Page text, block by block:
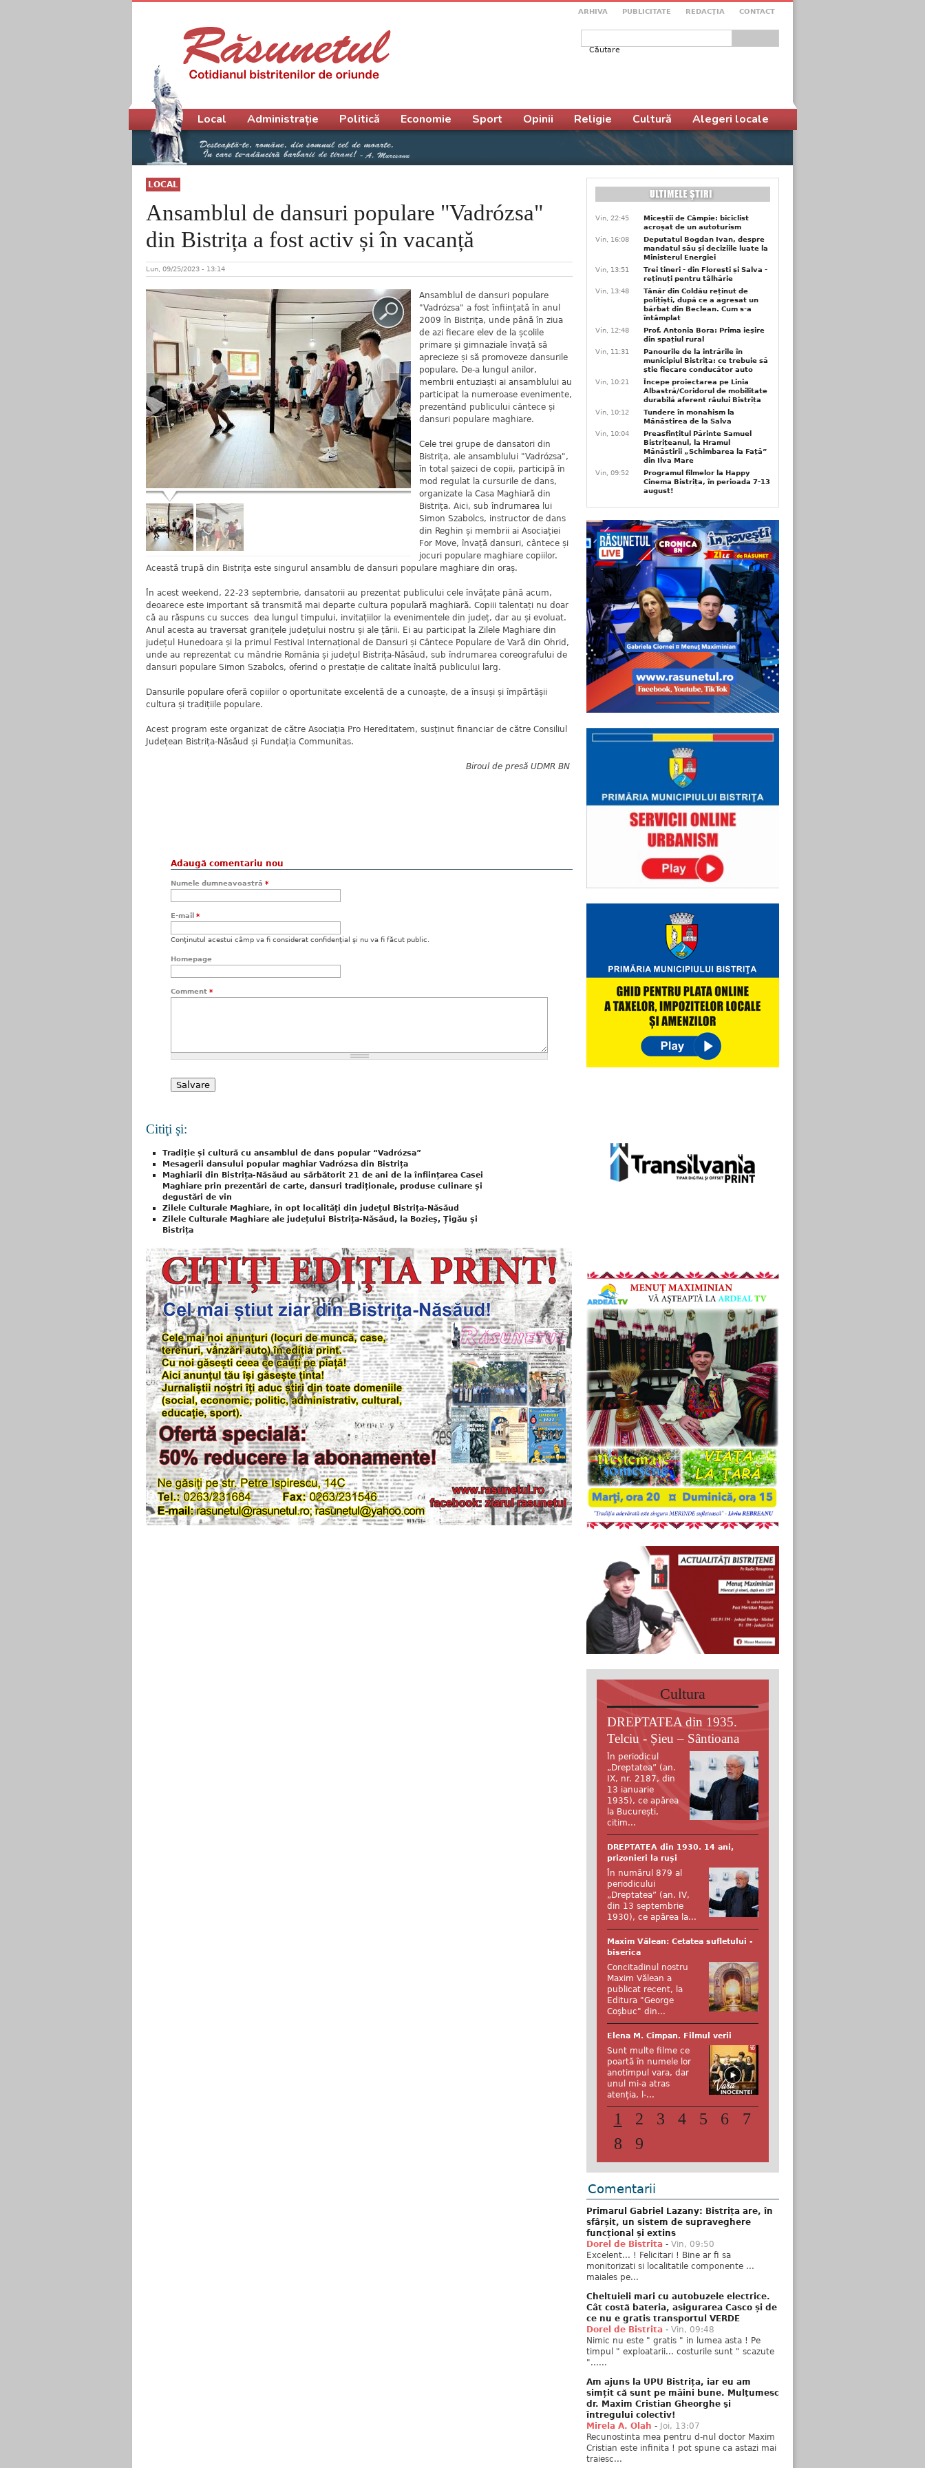
ARHIVA PUBLICITATE REDACŢIA CONTACT
Formular de căutare
LOCAL
Ansamblul de dansuri populare "Vadrózsa"
din Bistrița a fost activ și în vacanță
Lun, 09/25/2023 - 13:14
Ansamblul de dansuri populare
"Vadrózsa" a fost înființată în anul
2009 în Bistrița, unde până în ziua
de azi fiecare elev de la școlile
primare și gimnaziale învață să
aprecieze și să promoveze dansurile
populare. De-a lungul anilor,
membrii entuziaști ai ansamblului au
participat la numeroase evenimente,
prezentând publicului cântece și
dansuri populare maghiare.
Cele trei grupe de dansatori din
Bistrița, ale ansamblului "Vadrózsa",
în total șaizeci de copii, participă în
mod regulat la cursurile de dans,
organizate la Casa Maghiară din
Bistrița. Aici, sub îndrumarea lui
Simon Szabolcs, instructor de dans
din Reghin și membrii ai Asociației
For Move, învață dansuri, cântece și
jocuri populare maghiare copiilor.
Această trupă din Bistrița este singurul ansamblu de dansuri populare maghiare din oraș.
În acest weekend, 22-23 septembrie, dansatorii au prezentat publicului cele învățate până acum,
deoarece este important să transmită mai departe cultura populară maghiară. Copiii talentați nu doar
că au răspuns cu succes dea lungul timpului, invitațiilor la evenimentele din județ, dar au și evoluat.
Anul acesta au traversat granițele județului nostru și ale țării. Ei au participat la Zilele Maghiare din
județul Hunedoara și la primul Festival Internațional de Dansuri și Cântece Populare de Vară din Ohrid,
unde au reprezentat cu mândrie România și județul Bistrița-Năsăud, sub îndrumarea coreografului de
dansuri populare Simon Szabolcs, oferind o prestație de calitate înaltă publicului larg.
Dansurile populare oferă copiilor o oportunitate excelentă de a cunoaște, de a însuși și împărtășii
cultura și tradițiile populare.
Acest program este organizat de către Asociația Pro Hereditatem, susținut financiar de către Consiliul
Județean Bistrița-Năsăud și Fundația Communitas.
Biroul de presă UDMR BN
Adaugă comentariu nou
Numele dumneavoastră *
E-mail *
Conţinutul acestui câmp va fi considerat confidenţial şi nu va fi făcut public.
Homepage
Comment *
Citiţi şi:
Tradiție și cultură cu ansamblul de dans popular “Vadrózsa”
Mesagerii dansului popular maghiar Vadrózsa din Bistrița
Maghiarii din Bistrița-Năsăud au sărbătorit 21 de ani de la înființarea Casei
Maghiare prin prezentări de carte, dansuri tradiționale, produse culinare și
degustări de vin
Zilele Culturale Maghiare, în opt localități din județul Bistrița-Năsăud
Zilele Culturale Maghiare ale județului Bistrița-Năsăud, la Bozieș, Țigău și
Bistrița
Meniu principal
Local Administrație Politică Economie Sport Opinii Religie Cultură Alegeri locale
Vin, 22:45
Miceștii de Câmpie: biciclist
acroșat de un autoturism
Vin, 16:08
Deputatul Bogdan Ivan, despre
mandatul său și deciziile luate la
Ministerul Energiei
Vin, 13:51
Trei tineri - din Florești și Salva -
reținuți pentru tâlhărie
Vin, 13:48
Tânăr din Coldău reținut de
polițiști, după ce a agresat un
bărbat din Beclean. Cum s-a
întâmplat
Vin, 12:48
Prof. Antonia Bora: Prima ieșire
din spațiul rural
Vin, 11:31
Panourile de la intrările în
municipiul Bistrița: ce trebuie să
știe fiecare conducător auto
Vin, 10:21
Începe proiectarea pe Linia
Albastră/Coridorul de mobilitate
durabilă aferent râului Bistrița
Vin, 10:12
Tundere în monahism la
Mănăstirea de la Salva
Vin, 10:04
Preasfințitul Părinte Samuel
Bistrițeanul, la Hramul
Mănăstirii „Schimbarea la Față”
din Ilva Mare
Vin, 09:52
Programul filmelor la Happy
Cinema Bistrița, în perioada 7-13
august!
Cultura
DREPTATEA din 1935.
Telciu - Șieu – Sântioana
În periodicul
„Dreptatea” (an.
IX, nr. 2187, din
13 ianuarie
1935), ce apărea
la București,
citim...
DREPTATEA din 1930. 14 ani,
prizonieri la ruși
În numărul 879 al
periodicului
„Dreptatea” (an. IV,
din 13 septembrie
1930), ce apărea la...
Maxim Vălean: Cetatea sufletului -
biserica
Concitadinul nostru
Maxim Vălean a
publicat recent, la
Editura "George
Coşbuc" din...
Elena M. Cîmpan. Filmul verii
Sunt multe filme ce
poartă în numele lor
anotimpul vara, dar
unul mi-a atras
atenția, l-...
1 2 3 4 5 6
7
8
9
Comentarii
Primarul Gabriel Lazany: Bistrița are, în
sfârșit, un sistem de supraveghere
funcțional și extins
Dorel de Bistrita - Vin, 09:50
Excelent... ! Felicitari ! Bine ar fi sa
monitorizati si localitatile componente ...
maiales pe...
Cheltuieli mari cu autobuzele electrice.
Cât costă bateria, asigurarea Casco și de
ce nu e gratis transportul VERDE
Dorel de Bistrita - Vin, 09:48
Nimic nu este " gratis " in lumea asta ! Pe
timpul " exploatarii... costurile sunt " scazute
"......
Am ajuns la UPU Bistrița, iar eu am
simțit că sunt pe mâini bune. Mulţumesc
dr. Maxim Cristian Gheorghe şi
întregului colectiv!
Mirela A. Olah - Joi, 13:07
Recunostinta mea pentru d-nul doctor Maxim
Cristian este infinita ! pot spune ca astazi mai
traiesc...